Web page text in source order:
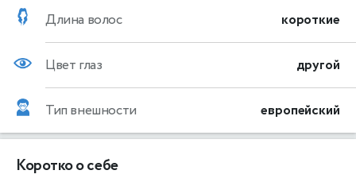
Длина волос короткие
Цвет глаз другой
Тип внешности европейский
Коротко о себе